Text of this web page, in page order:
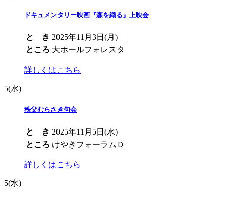
ドキュメンタリー映画『森を織る』上映会
と き 2025年11月3日(月)
ところ 大ホールフォレスタ
詳しくはこちら
5(水)
秩父むらさき句会
と き 2025年11月5日(水)
ところ けやきフォーラムＤ
詳しくはこちら
5(水)